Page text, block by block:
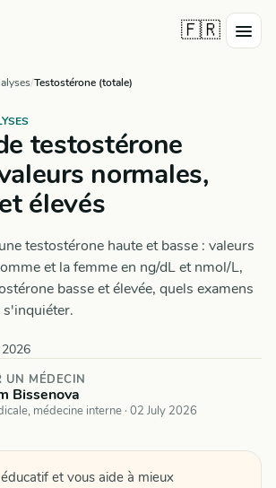
🇫🇷
Testostérone (totale)
testostérone
normales,
élevés
testostérone haute et basse : valeurs
et la femme en ng/dL et nmol/L,
basse et élevée, quels examens
s'inquiéter.
UN MÉDECIN
Bissenova
médecine interne · 02 July 2026
et vous aide à mieux